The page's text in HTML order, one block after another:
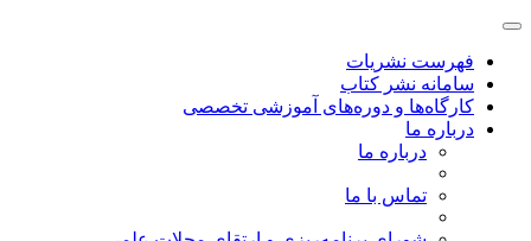
فهرست نشریات
سامانه نشر کتاب
کارگاه‌ها و دوره‌های آموزشی تخصصی
درباره ما
درباره ما
تماس با ما